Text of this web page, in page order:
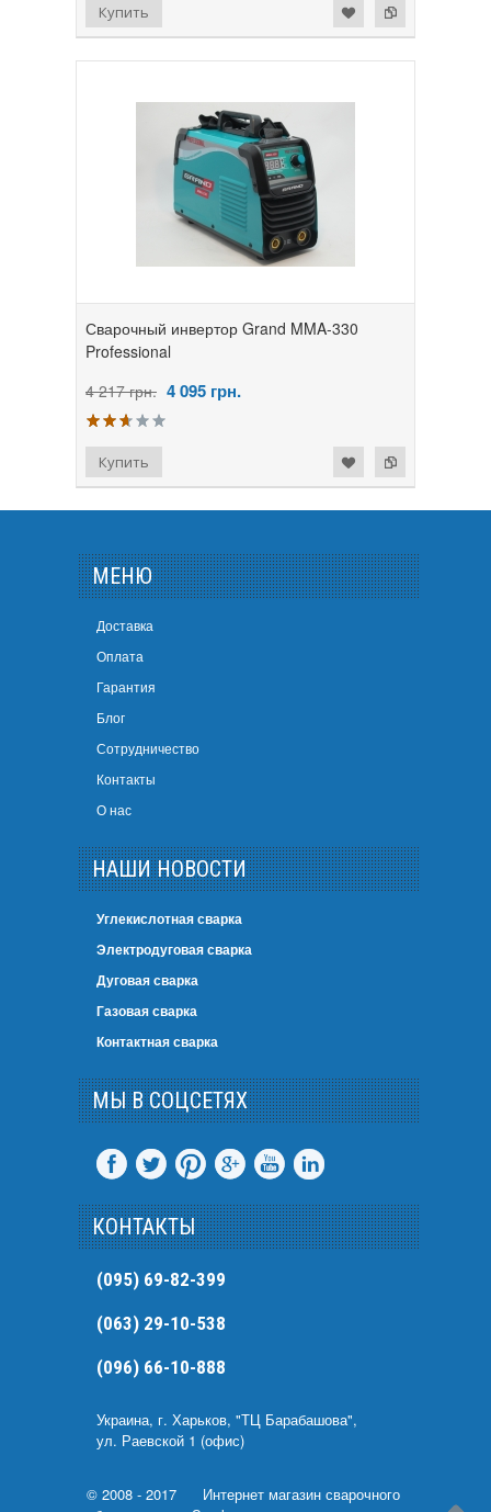
Сварочный инвертор Grand MMA-330
Professional
4 217 грн. 4 095 грн.
МЕНЮ
Доставка
Оплата
Гарантия
Блог
Сотрудничество
Контакты
О нас
НАШИ НОВОСТИ
Углекислотная сварка
Электродуговая сварка
Дуговая сварка
Газовая сварка
Контактная сварка
МЫ В СОЦСЕТЯХ
КОНТАКТЫ
(095) 69-82-399
(063) 29-10-538
(096) 66-10-888
Украина, г. Харьков, "ТЦ Барабашова",
ул. Раевской 1 (офис)
© 2008 - 2017
Интернет магазин сварочного